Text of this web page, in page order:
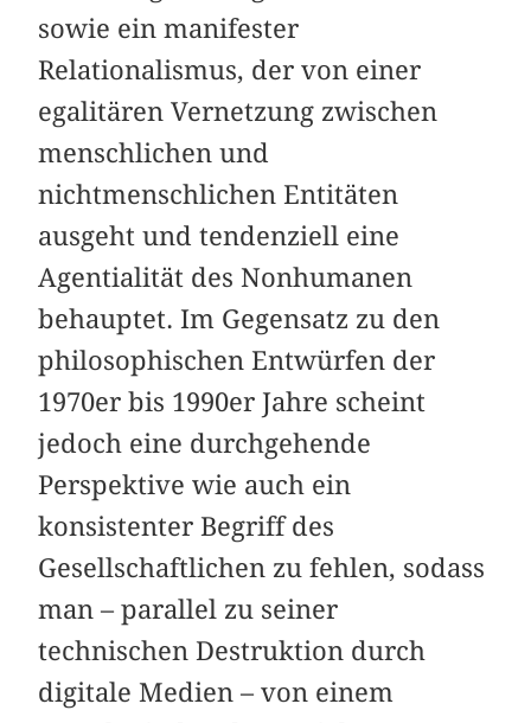
sowie ein manifester
Relationalismus, der von einer
egalitären Vernetzung zwischen
menschlichen und
nichtmenschlichen Entitäten
ausgeht und tendenziell eine
Agentialität des Nonhumanen
behauptet. Im Gegensatz zu den
philosophischen Entwürfen der
1970er bis 1990er Jahre scheint
jedoch eine durchgehende
Perspektive wie auch ein
konsistenter Begriff des
Gesellschaftlichen zu fehlen, sodass
man – parallel zu seiner
technischen Destruktion durch
digitale Medien – von einem